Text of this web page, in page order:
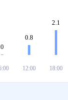
0
0.8
12:00
2.1
18:00